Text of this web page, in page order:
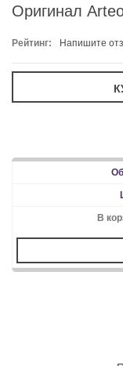
Оригинал
Рейтинг: Напишите